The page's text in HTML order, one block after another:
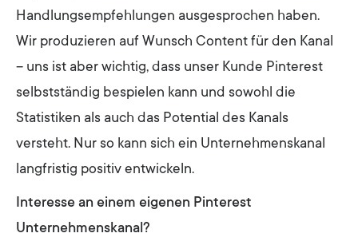
Handlungsempfehlungen ausgesprochen haben.
Wir produzieren auf Wunsch Content für den Kanal
– uns ist aber wichtig, dass unser Kunde Pinterest
selbstständig bespielen kann und sowohl die
Statistiken als auch das Potential des Kanals
versteht. Nur so kann sich ein Unternehmenskanal
langfristig positiv entwickeln.
Interesse an einem eigenen Pinterest
Unternehmenskanal?